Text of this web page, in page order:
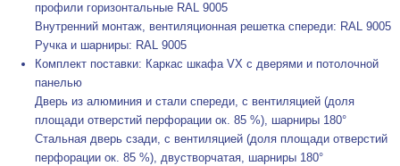
профили горизонтальные RAL 9005
Внутренний монтаж, вентиляционная решетка спереди: RAL 9005
Ручка и шарниры: RAL 9005
Комплект поставки: Каркас шкафа VX с дверями и потолочной
панелью
Дверь из алюминия и стали спереди, с вентиляцией (доля
площади отверстий перфорации ок. 85 %), шарниры 180°
Стальная дверь сзади, с вентиляцией (доля площади отверстий
перфорации ок. 85 %), двустворчатая, шарниры 180°